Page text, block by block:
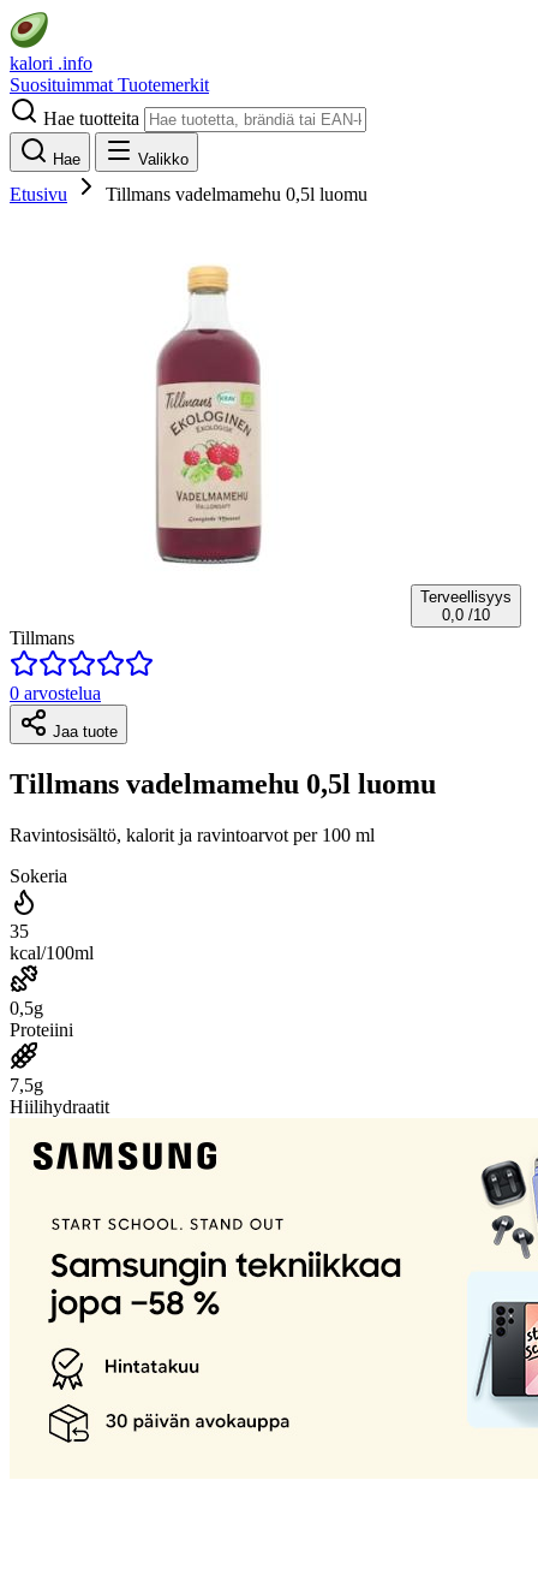
kalori .info
Suosituimmat Tuotemerkit
Hae tuotteita
Hae Valikko
Etusivu Tillmans vadelmamehu 0,5l luomu
Terveellisyys
0,0 /10
Tillmans
0 arvostelua
Jaa tuote
Tillmans vadelmamehu 0,5l luomu
Ravintosisältö, kalorit ja ravintoarvot per 100 ml
Sokeria
35
kcal/100ml
0,5g
Proteiini
7,5g
Hiilihydraatit